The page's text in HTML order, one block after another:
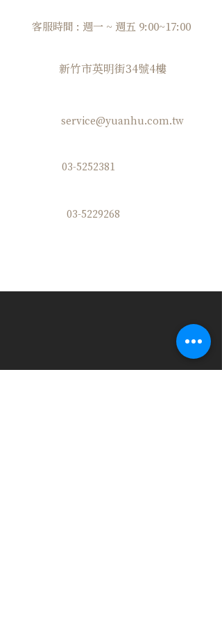
客服時間 : 週一 ~ 週五 9:00~17:00
新竹市英明街34號4樓
service@yuanhu.com.tw
03-5252381
03-5229268